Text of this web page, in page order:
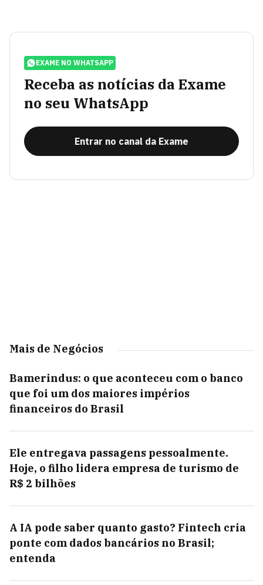
EXAME NO WHATSAPP
Receba as notícias da Exame
no seu WhatsApp
Entrar no canal da Exame
Mais de Negócios
Bamerindus: o que aconteceu com o banco
que foi um dos maiores impérios
financeiros do Brasil
Ele entregava passagens pessoalmente.
Hoje, o filho lidera empresa de turismo de
R$ 2 bilhões
A IA pode saber quanto gasto? Fintech cria
ponte com dados bancários no Brasil;
entenda